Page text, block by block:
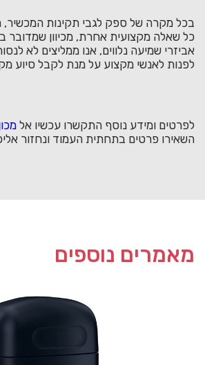
בכל מקרה של ספק לגבי תקינות המכשיר,
כל שאלה מקצועית אחרת, מכיוון שמדובר
אביזרי שמיעה נלווים, אנו ממליצים לא
לפנות לאנשי מקצוע על מנת לקבל סיוע
לפרטים ומידע נוסף התקשרו עכשיו אל
השאירו פרטים בתחתית העמוד ונחזור
מאמרים נוספים